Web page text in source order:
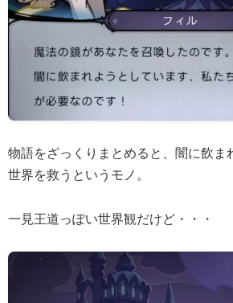
物語をざっくりまとめると、闇に飲ま
世界を救うというモノ。
一見王道っぽい世界観だけど・・・